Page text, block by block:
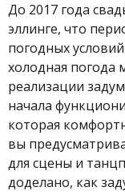
До 2017 года
эллинге, что
погодных
холодная погода
реализации
начала
которая
вы
для сцены и
доделано, как